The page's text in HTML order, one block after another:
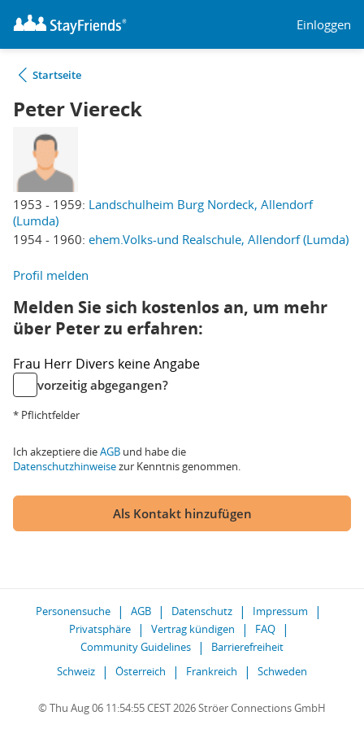
Einloggen
Startseite
Peter Viereck
1953 - 1959: Landschulheim Burg Nordeck, Allendorf
(Lumda)
1954 - 1960: ehem.Volks-und Realschule, Allendorf (Lumda)
Profil melden
Melden Sie sich kostenlos an, um mehr
über Peter zu erfahren:
Frau Herr Divers keine Angabe
vorzeitig abgegangen?
* Pflichtfelder
Ich akzeptiere dieAGB und habe die
Datenschutzhinweisezur Kenntnis genommen.
Als Kontakt hinzufügen
Personensuche AGB Datenschutz
Impressum
Privatsphäre
Vertrag kündigen
FAQ
Community Guidelines
Barrierefreiheit
Schweiz
Österreich Frankreich Schweden
© Thu Aug 06 11:54:55 CEST 2026 Ströer Connections GmbH